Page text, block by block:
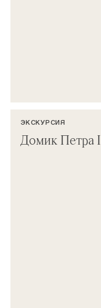
ЭКСКУРСИЯ
Домик Петра I